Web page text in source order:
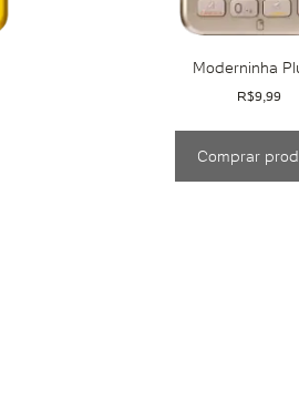
Moderninha
R$9,99
Comprar